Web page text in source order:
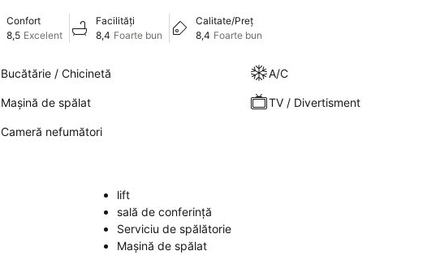
Confort
8,5 Excelent
Facilități
8,4 Foarte bun
Calitate/Preț
8,4 Foarte bun
Bucătărie / Chicinetă A/C
Mașină de spălat TV / Divertisment
Cameră nefumători
lift
sală de conferinţă
Serviciu de spălătorie
Mașină de spălat